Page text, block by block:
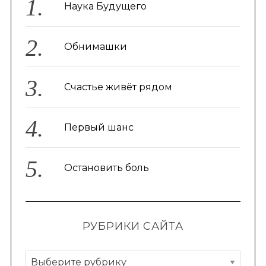
Наука Будущего
Обнимашки
Счастье живёт рядом
Первый шанс
Остановить боль
РУБРИКИ САЙТА
Р